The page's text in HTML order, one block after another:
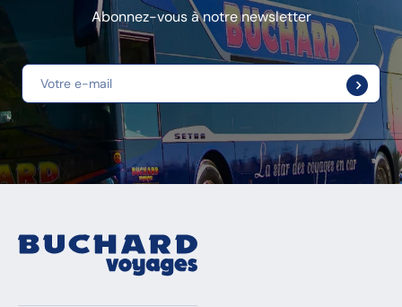
Abonnez-vous à notre newsletter